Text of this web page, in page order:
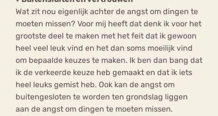
Wat zit nou eigenlijk achter de angst om dingen te
moeten missen? Voor mij heeft dat denk ik voor het
grootste deel te maken met het feit dat ik gewoon
heel veel leuk vind en het dan soms moeilijk vind
om bepaalde keuzes te maken. Ik ben dan bang dat
ik de verkeerde keuze heb gemaakt en dat ik iets
heel leuks gemist heb. Ook kan de angst om
buitengesloten te worden ten grondslag liggen
aan de angst om dingen te moeten missen.